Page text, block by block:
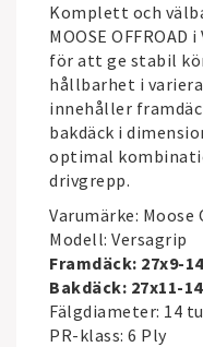
Komplett och
MOOSE OFFROAD i
för att ge stabil
hållbarhet i
innehåller
bakdäck i
optimal
drivgrepp.
Varumärke: Moose
Modell: Versagrip
Framdäck: 27x9-
Bakdäck: 27x11-
Fälgdiameter: 14
PR-klass: 6 Ply